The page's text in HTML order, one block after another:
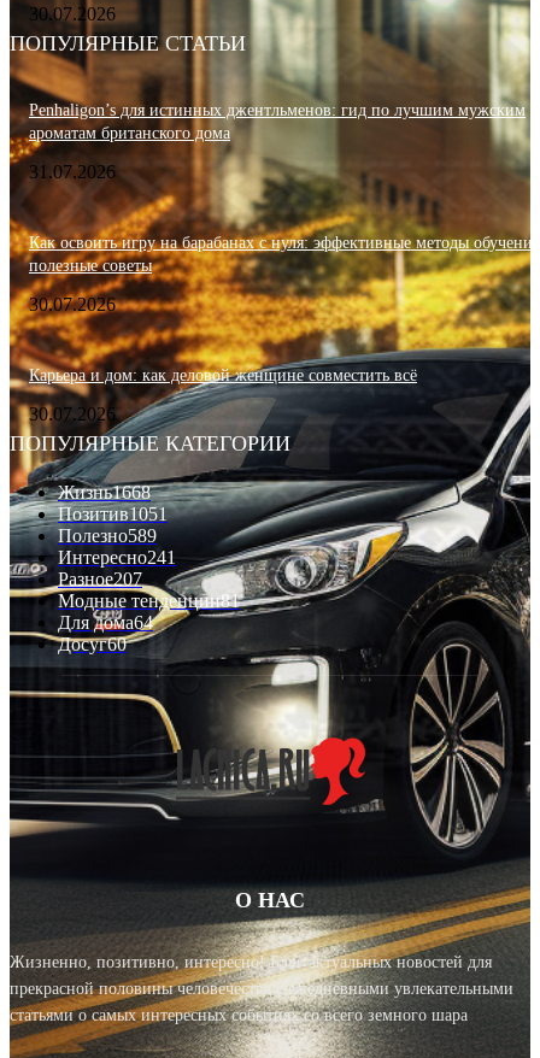
30.07.2026
ПОПУЛЯРНЫЕ СТАТЬИ
Penhaligon’s для истинных джентльменов: гид по лучшим мужским
ароматам британского дома
31.07.2026
Как освоить игру на барабанах с нуля: эффективные методы
полезные советы
30.07.2026
Карьера и дом: как деловой женщине совместить всё
30.07.2026
ПОПУЛЯРНЫЕ КАТЕГОРИИ
Жизнь1668
Позитив1051
Полезно589
Интересно241
Разное207
Модные тенденции81
Для дома64
Досуг60
О НАС
Жизненно, позитивно, интересно! Блог актуальных новостей для
прекрасной половины человечества с ежедневными увлекательными
статьями о самых интересных событиях со всего земного шара